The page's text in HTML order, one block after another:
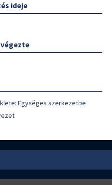
ideje
Egységes szerkezetbe